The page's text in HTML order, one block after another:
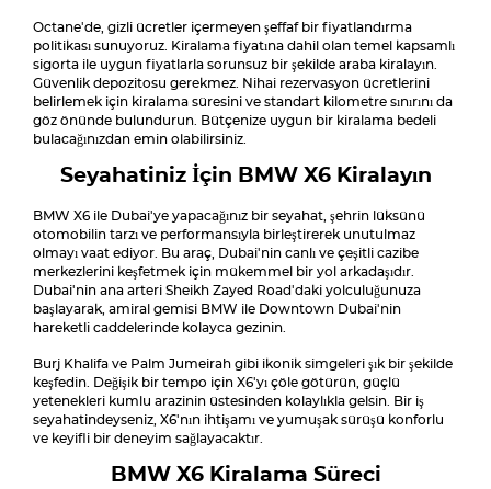
Octane'de, gizli ücretler içermeyen şeffaf bir fiyatlandırma
politikası sunuyoruz. Kiralama fiyatına dahil olan temel kapsamlı
sigorta ile uygun fiyatlarla sorunsuz bir şekilde araba kiralayın.
Güvenlik depozitosu gerekmez. Nihai rezervasyon ücretlerini
belirlemek için kiralama süresini ve standart kilometre sınırını da
göz önünde bulundurun. Bütçenize uygun bir kiralama bedeli
bulacağınızdan emin olabilirsiniz.
Seyahatiniz İçin BMW X6 Kiralayın
BMW X6 ile Dubai'ye yapacağınız bir seyahat, şehrin lüksünü
otomobilin tarzı ve performansıyla birleştirerek unutulmaz
olmayı vaat ediyor. Bu araç, Dubai'nin canlı ve çeşitli cazibe
merkezlerini keşfetmek için mükemmel bir yol arkadaşıdır.
Dubai'nin ana arteri Sheikh Zayed Road'daki yolculuğunuza
başlayarak, amiral gemisi BMW ile Downtown Dubai'nin
hareketli caddelerinde kolayca gezinin.
Burj Khalifa ve Palm Jumeirah gibi ikonik simgeleri şık bir şekilde
keşfedin. Değişik bir tempo için X6'yı çöle götürün, güçlü
yetenekleri kumlu arazinin üstesinden kolaylıkla gelsin. Bir iş
seyahatindeyseniz, X6'nın ihtişamı ve yumuşak sürüşü konforlu
ve keyifli bir deneyim sağlayacaktır.
BMW X6 Kiralama Süreci